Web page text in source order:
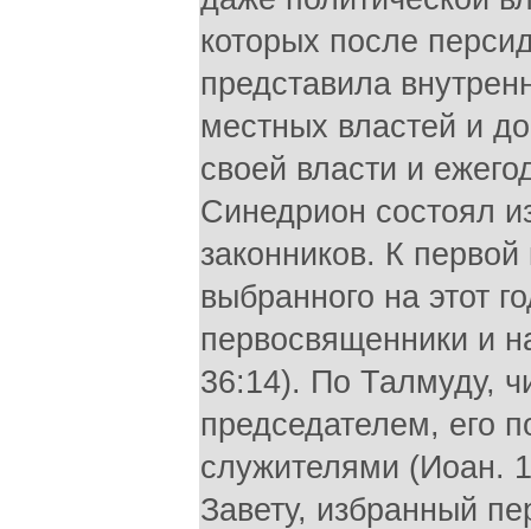
которых после
представила
местных властей и
своей власти и
Синедрион состоял
законников. К
выбранного на этот
первосвященники и
36:14). По Талмуду,
председателем, его
служителями (Иоан.
Завету, избранный